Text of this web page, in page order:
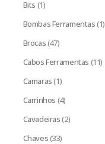
Bits (1)
Bombas Ferramentas(1)
Brocas(47)
Cabos Ferramentas (11)
Camaras(1)
Carrinhos (4)
Cavadeiras(2)
Chaves(33)